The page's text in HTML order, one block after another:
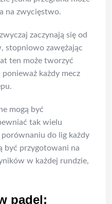
na zwycięstwo.
zaczynają się od
stopniowo zawężając
ten może tworzyć
każdy mecz
mogą być
tak wielu
do lig każdy
być przygotowani na
w każdej rundzie,
padel: